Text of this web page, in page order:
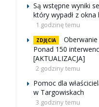
Są wstępne wyniki
który wypadł z
1 godzinę temu
ZDJĘCIA
Ponad 150
[AKTUALIZACJA]
2 godziny temu
Pomoc dla
w Targowiskach
3 godziny temu